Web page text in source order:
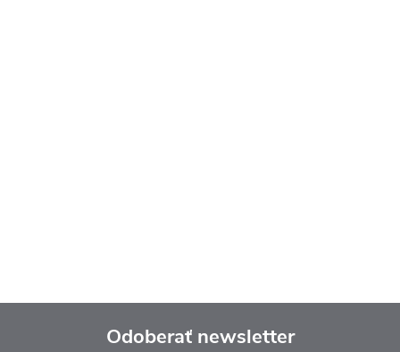
Odoberať newsletter